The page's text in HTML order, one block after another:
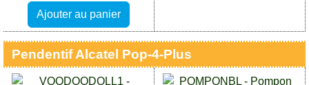
Ajouter au panier
Pendentif Alcatel Pop-4-Plus